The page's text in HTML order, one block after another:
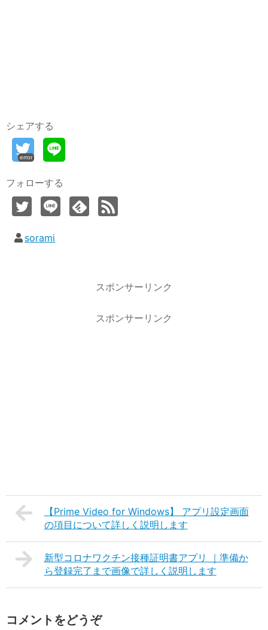
シェアする
error
フォローする
sorami
スポンサーリンク
スポンサーリンク
【Prime Video for Windows】 アプリ設定画面
の項目について詳しく説明します
新型コロナワクチン接種証明書アプリ ｜準備か
ら登録完了まで画像で詳しく説明します
コメントをどうぞ